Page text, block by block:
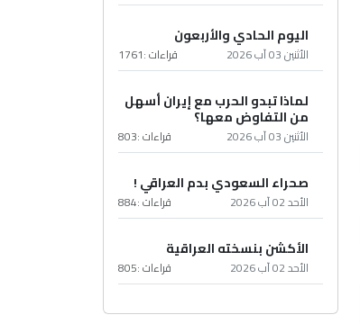
اليوم الحادي والأربعون
الأثنين 03 آب 2026 قراءات :1761
لماذا تبدو الحرب مع إيران أسهل
من التفاوض معها؟
الأثنين 03 آب 2026 قراءات :803
صحراء السعودي بدم العراقي !
الأحد 02 آب 2026 قراءات :884
الأكشن بنسخته العراقية
الأحد 02 آب 2026 قراءات :805